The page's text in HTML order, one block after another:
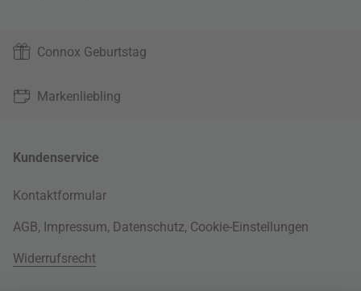
Connox Geburtstag
Markenliebling
Kundenservice
Kontaktformular
AGB, Impressum, Datenschutz, Cookie-Einstellungen
Widerrufsrecht